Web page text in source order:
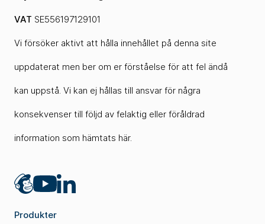
VAT SE556197129101
Vi försöker aktivt att hålla innehållet på denna site
uppdaterat men ber om er förståelse för att fel ändå
kan uppstå. Vi kan ej hållas till ansvar för några
konsekvenser till följd av felaktig eller föråldrad
information som hämtats här.
Mailchimp
YouTubeLinkedIn
Produkter